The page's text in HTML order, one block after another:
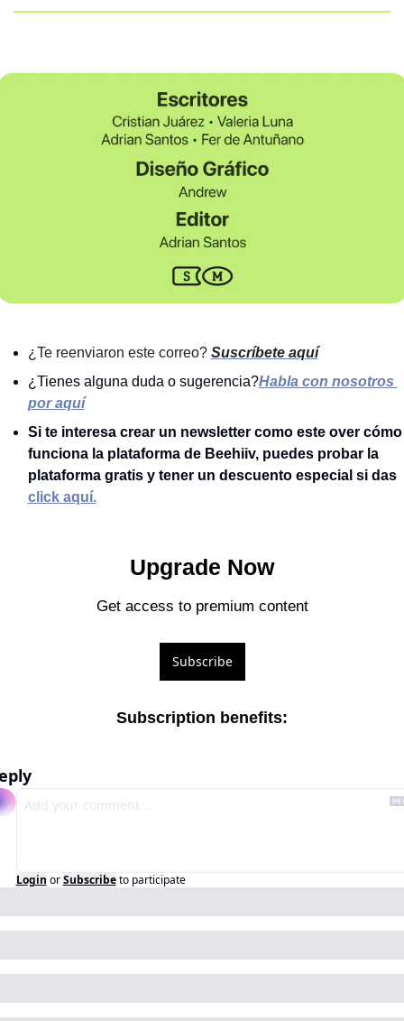
¿Te reenviaron este correo? Suscríbete aquí
¿Tienes alguna duda o sugerencia?Habla con nosotros
por aquí
Si te interesa crear un newsletter como este over cómo
funciona la plataforma de Beehiiv, puedes probar la
plataforma gratis y tener un descuento especial si das
click aquí.
Upgrade Now
Get access to premium content
Subscribe
Subscription benefits:
Login or Subscribe to participate